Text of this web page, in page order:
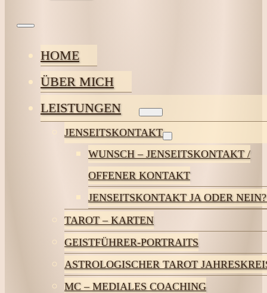
HOME
ÜBER MICH
LEISTUNGEN
JENSEITSKONTAKT
WUNSCH – JENSEITSKONTAKT /
OFFENER KONTAKT
JENSEITSKONTAKT JA ODER
TAROT – KARTEN
GEISTFÜHRER-PORTRAITS
ASTROLOGISCHER TAROT
MC – MEDIALES COACHING